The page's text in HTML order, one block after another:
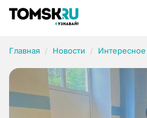
Главная Новости Интересное